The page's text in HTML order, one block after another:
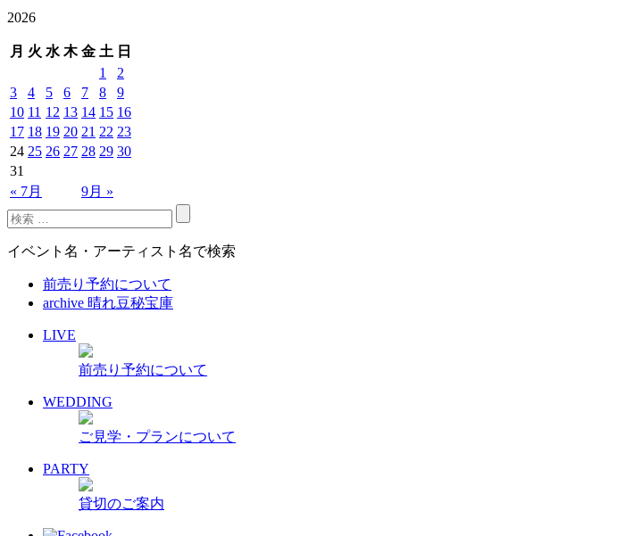
2026
月 火 水 木 金 土 日
« 7月 9月 »
1
2
3
4 5 6 7 8
9
10 11 12 13 14 15 16
17 18 19 20 21 22 23
24 25 26 27 28 29 30
31
イベント名・アーティスト名で検索
前売り予約について
archive 晴れ豆秘宝庫
LIVE
前売り予約について
WEDDING
ご見学・プランについて
PARTY
貸切のご案内